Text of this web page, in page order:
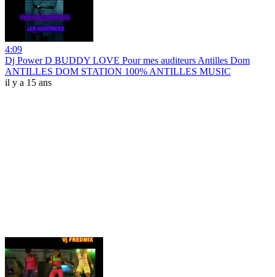
4:09
Dj Power D BUDDY LOVE Pour mes auditeurs Antilles Dom
ANTILLES DOM STATION 100% ANTILLES MUSIC
il y a 15 ans